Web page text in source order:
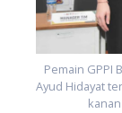
Pemain GPPI
Ayud Hidayat